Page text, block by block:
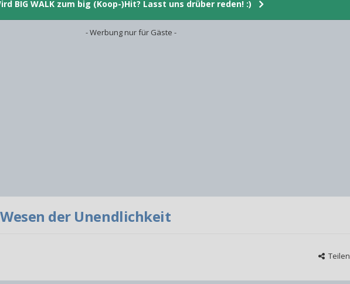
BIG WALK zum big (Koop-)Hit? Lasst uns drüber reden! :)
- Werbung nur für Gäste -
der Unendlichkeit
Teilen